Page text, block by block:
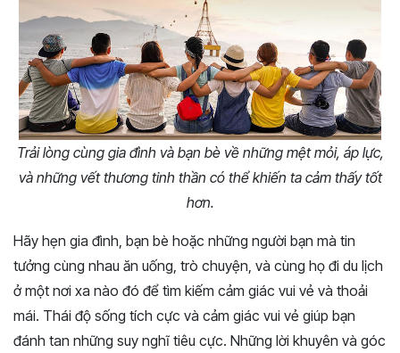
Trải lòng cùng gia đình và bạn bè về những mệt mỏi, áp lực,
và những vết thương tinh thần có thể khiến ta cảm thấy tốt
hơn.
Hãy hẹn gia đình, bạn bè hoặc những người bạn mà tin
tưởng cùng nhau ăn uống, trò chuyện, và cùng họ đi du lịch
ở một nơi xa nào đó để tìm kiếm cảm giác vui vẻ và thoải
mái. Thái độ sống tích cực và cảm giác vui vẻ giúp bạn
đánh tan những suy nghĩ tiêu cực. Những lời khuyên và góc